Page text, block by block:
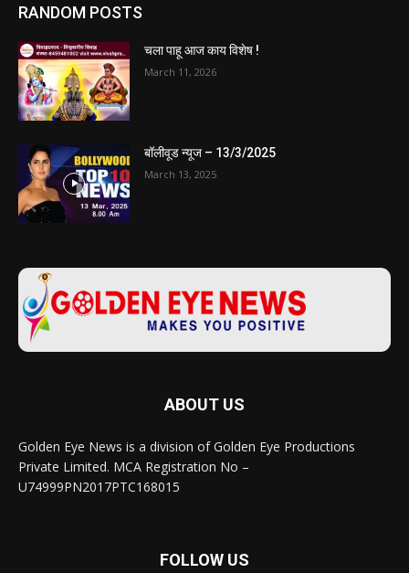
RANDOM POSTS
चला पाहू आज काय विशेष !
March 11, 2026
बॉलीवूड न्यूज – 13/3/2025
March 13, 2025
ABOUT US
Golden Eye News is a division of Golden Eye Productions
Private Limited. MCA Registration No –
U74999PN2017PTC168015
FOLLOW US